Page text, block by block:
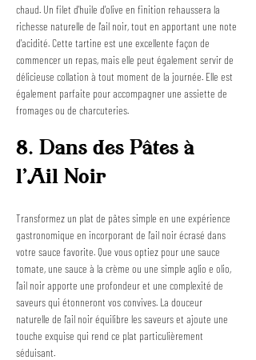
chaud. Un filet d'huile d'olive en finition rehaussera la
richesse naturelle de l'ail noir, tout en apportant une note
d'acidité. Cette tartine est une excellente façon de
commencer un repas, mais elle peut également servir de
délicieuse collation à tout moment de la journée. Elle est
également parfaite pour accompagner une assiette de
fromages ou de charcuteries.
8. Dans des Pâtes à
l'Ail Noir
Transformez un plat de pâtes simple en une expérience
gastronomique en incorporant de l'ail noir écrasé dans
votre sauce favorite. Que vous optiez pour une sauce
tomate, une sauce à la crème ou une simple aglio e olio,
l'ail noir apporte une profondeur et une complexité de
saveurs qui étonneront vos convives. La douceur
naturelle de l'ail noir équilibre les saveurs et ajoute une
touche exquise qui rend ce plat particulièrement
séduisant.